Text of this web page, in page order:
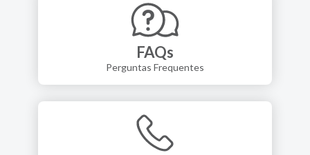
FAQs
Perguntas Frequentes